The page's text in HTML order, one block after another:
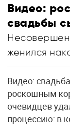
Видео:
свадьбы
женился
Видео:
роскошным
очевидцев
процессию: в